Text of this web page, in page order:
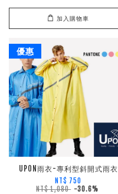
加入購物車
優惠
UPON雨衣-專利型斜開式雨衣
NT$ 750
NT$ 1,080 -30.6%